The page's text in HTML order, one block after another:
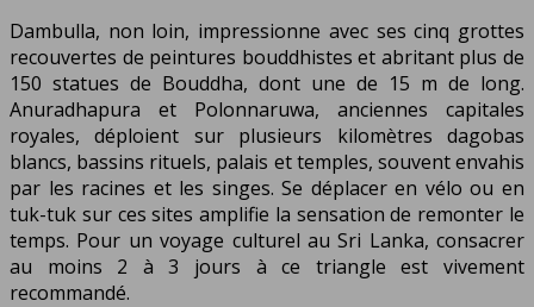
Dambulla, non loin, impressionne avec ses cinq grottes
recouvertes de peintures bouddhistes et abritant plus de
150 statues de Bouddha, dont une de 15 m de long.
Anuradhapura et Polonnaruwa, anciennes capitales
royales, déploient sur plusieurs kilomètres dagobas
blancs, bassins rituels, palais et temples, souvent envahis
par les racines et les singes. Se déplacer en vélo ou en
tuk-tuk sur ces sites amplifie la sensation de remonter le
temps. Pour un voyage culturel au Sri Lanka, consacrer
au moins 2 à 3 jours à ce triangle est vivement
recommandé.